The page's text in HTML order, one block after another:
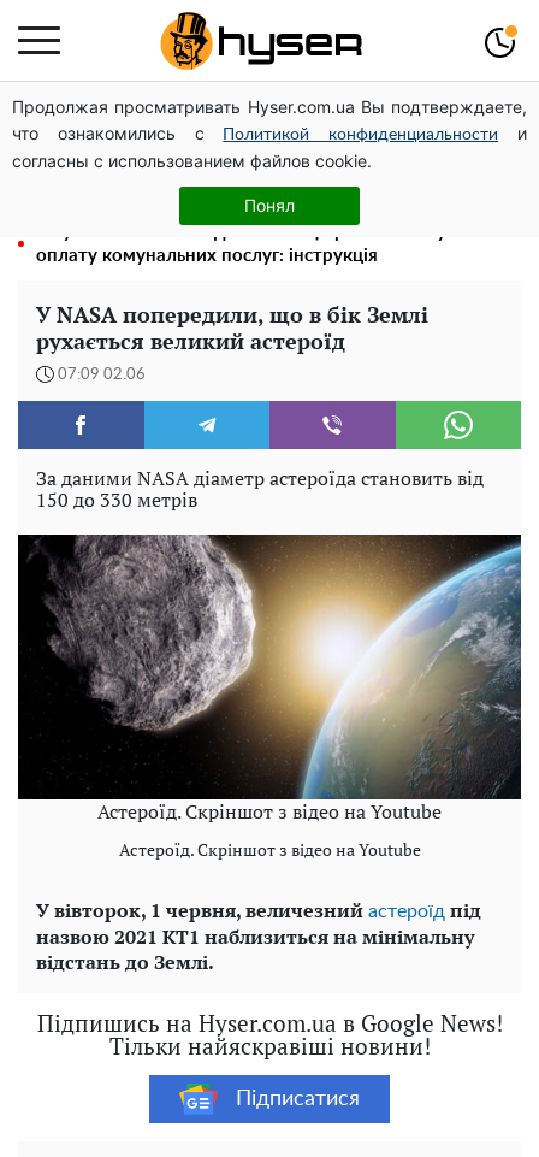
Продолжая просматривать Hyser.com.ua Вы подтверждаете,
что ознакомились с
Политикой конфиденциальности
и
согласны с использованием файлов cookie.
Понял
Олена Тополя злив відео – це далеко не все: фронтмен
"Антитіла" Тарас Тополя став наступним
Повністю гола Анна Трінчер блиснула "принадами":
таких розмірів ви ще не бачили
оплату комунальних послуг: інструкція
У NASA попередили, що в бік Землі
рухається великий астероїд
07:09 02.06
За даними NASA діаметр астероїда становить від
150 до 330 метрів
Астероїд. Скріншот з відео на Youtube
Астероїд. Скріншот з відео на Youtube
У вівторок, 1 червня, величезний астероїд під
назвою 2021 KT1 наблизиться на мінімальну
відстань до Землі.
Підпишись на Hyser.com.ua в Google News!
Тільки найяскравіші новини!
Підписатися